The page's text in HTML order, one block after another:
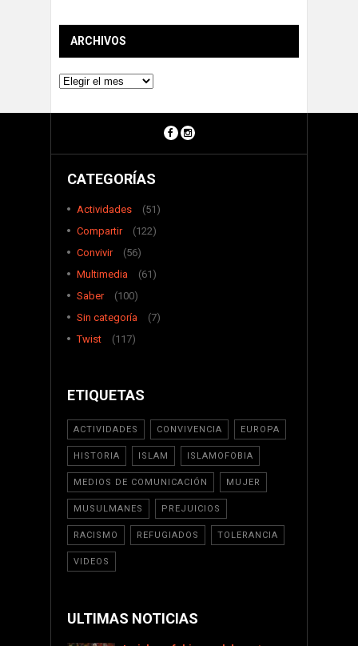
ARCHIVOS
Archivos
CATEGORÍAS
Actividades
(51)
Compartir
(122)
Convivir
(56)
Multimedia
(61)
Saber
(100)
Sin categoría
(7)
Twist
(117)
ETIQUETAS
ACTIVIDADES CONVIVENCIA EUROPA
HISTORIA ISLAM ISLAMOFOBIA
MEDIOS DE COMUNICACIÓN MUJER
MUSULMANES PREJUICIOS
RACISMO REFUGIADOS TOLERANCIA
VIDEOS
ULTIMAS NOTICIAS